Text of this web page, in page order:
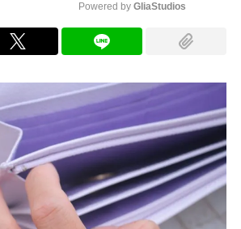
Powered by GliaStudios